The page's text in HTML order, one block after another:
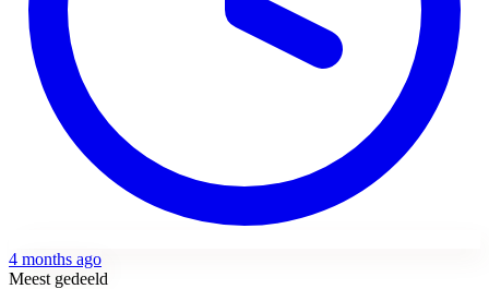
4 months ago
Meest gedeeld